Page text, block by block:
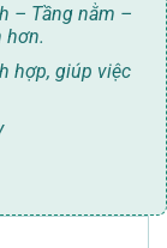
– Tầng nằm –
hơn.
hợp, giúp việc